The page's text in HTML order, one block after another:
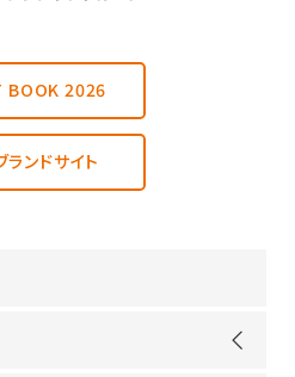
BOOK 2026
ンドサイト